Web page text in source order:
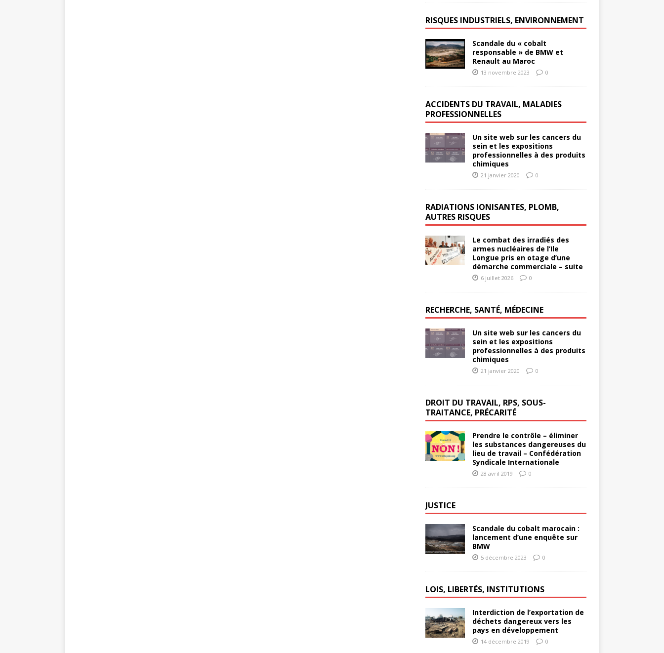
RISQUES INDUSTRIELS, ENVIRONNEMENT
Scandale du « cobalt
responsable » de BMW et
Renault au Maroc
13 novembre 2023 0
ACCIDENTS DU TRAVAIL, MALADIES
PROFESSIONNELLES
Un site web sur les cancers du
sein et les expositions
professionnelles à des produits
chimiques
21 janvier 2020 0
RADIATIONS IONISANTES, PLOMB,
AUTRES RISQUES
Le combat des irradiés des
armes nucléaires de l’Ile
Longue pris en otage d’une
démarche commerciale – suite
6 juillet 2026 0
RECHERCHE, SANTÉ, MÉDECINE
Un site web sur les cancers du
sein et les expositions
professionnelles à des produits
chimiques
21 janvier 2020 0
DROIT DU TRAVAIL, RPS, SOUS-
TRAITANCE, PRÉCARITÉ
Prendre le contrôle – éliminer
les substances dangereuses du
lieu de travail – Confédération
Syndicale Internationale
28 avril 2019 0
JUSTICE
Scandale du cobalt marocain :
lancement d’une enquête sur
BMW
5 décembre 2023 0
LOIS, LIBERTÉS, INSTITUTIONS
Interdiction de l’exportation de
déchets dangereux vers les
pays en développement
14 décembre 2019 0